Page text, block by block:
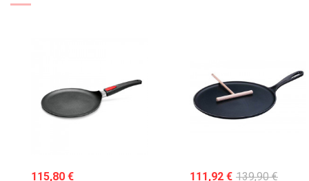
115,80 €
111,92 € 139,90 €